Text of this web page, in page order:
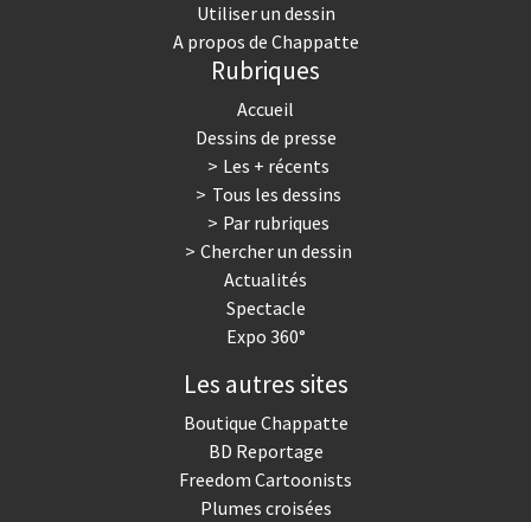
Utiliser un dessin
A propos de Chappatte
Rubriques
Accueil
Dessins de presse
Les + récents
Tous les dessins
Par rubriques
Chercher un dessin
Actualités
Spectacle
Expo 360°
Les autres sites
Boutique Chappatte
BD Reportage
Freedom Cartoonists
Plumes croisées